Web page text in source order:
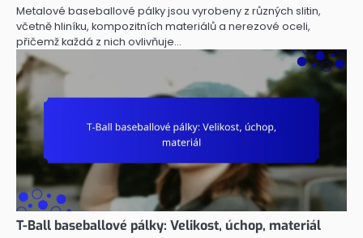
Metalové baseballové pálky jsou vyrobeny z různých slitin,
včetně hliníku, kompozitních materiálů a nerezové oceli,
přičemž každá z nich ovlivňuje…
T-Ball baseballové pálky: Velikost, úchop, materiál